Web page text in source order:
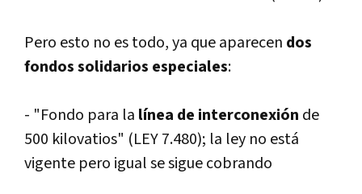
Pero esto no es todo, ya que aparecen dos
fondos solidarios especiales:
- "Fondo para la lí­nea de interconexión de
500 kilovatios" (LEY 7.480); la ley no está
vigente pero igual se sigue cobrando